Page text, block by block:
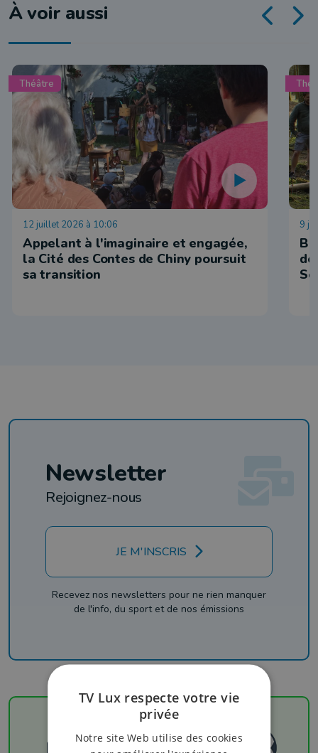
À voir aussi
Théâtre
12 juillet 2026 à 10:06
Appelant à l'imaginaire et engagée,
la Cité des Contes de Chiny poursuit
sa transition
9
Newsletter
Rejoignez-nous
JE M'INSCRIS
Recevez nos newsletters pour ne rien manquer
de l'info, du sport et de nos émissions
TV Lux respecte votre vie
privée
Notre site Web utilise des cookies